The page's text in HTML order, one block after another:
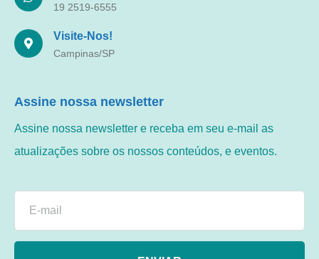
19 2519-6555
Visite-Nos!
Campinas/SP
Assine nossa newsletter
Assine nossa newsletter e receba em seu e-mail as
atualizações sobre os nossos conteúdos, e eventos.